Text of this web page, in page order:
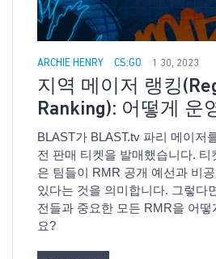
ARCHIE HENRY CS:GO 1 30, 2023
지역 메이저 랭킹
Ranking): 어떻게 운
BLAST가 BLAST.tv 파리 메이저
전 판매 티켓을 발매했습니다. 티
은 팀들이 RMR 공개 예선과 비
있다는 것을 의미합니다. 그렇다
전들과 중요한 모든 RMR을 어
요?